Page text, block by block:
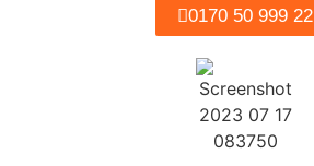
0170 50 999 22